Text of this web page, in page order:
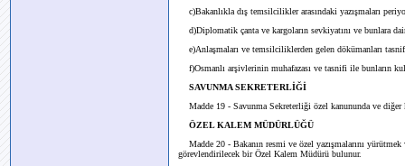
c)Bakanlıkla dış temsilcilikler arasındaki yazışmaları
d)Diplomatik çanta ve kargoların sevkiyatını ve bunlara
e)Anlaşmaları ve temsilciliklerden gelen dökümanları
f)Osmanlı arşivlerinin muhafazası ve tasnifi ile bunların
SAVUNMA SEKRETERLİĞİ
Madde 19 - Savunma Sekreterliği özel kanununda ve
ÖZEL KALEM MÜDÜRLÜĞÜ
Madde 20 - Bakanın resmi ve özel yazışmalarını
görevlendirilecek bir Özel Kalem Müdürü bulunur.